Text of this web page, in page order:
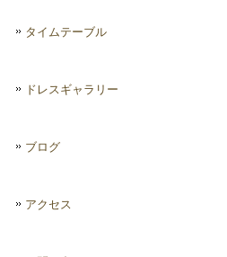
タイムテーブル
ドレスギャラリー
ブログ
アクセス